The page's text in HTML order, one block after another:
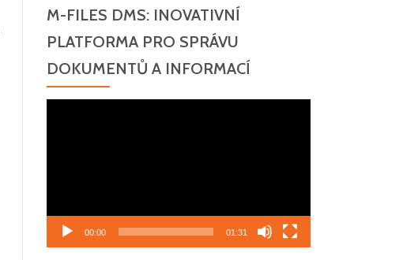
M-FILES DMS: INOVATIVNÍ
PLATFORMA PRO SPRÁVU
DOKUMENTŮ A INFORMACÍ
00:00 01:31